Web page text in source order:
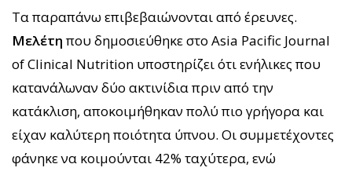
Τα παραπάνω επιβεβαιώνονται από έρευνες.
Μελέτη που δημοσιεύθηκε στο Asia Pacific Journal
of Clinical Nutrition υποστηρίζει ότι ενήλικες που
κατανάλωναν δύο ακτινίδια πριν από την
κατάκλιση, αποκοιμήθηκαν πολύ πιο γρήγορα και
είχαν καλύτερη ποιότητα ύπνου. Οι συμμετέχοντες
φάνηκε να κοιμούνται 42% ταχύτερα, ενώ